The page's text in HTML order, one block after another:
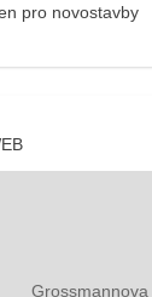
pro novostavby